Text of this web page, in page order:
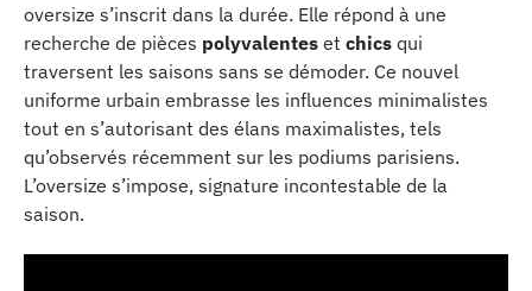
oversize s’inscrit dans la durée. Elle répond à une
recherche de pièces polyvalentes et chics qui
traversent les saisons sans se démoder. Ce nouvel
uniforme urbain embrasse les influences minimalistes
tout en s’autorisant des élans maximalistes, tels
qu’observés récemment sur les podiums parisiens.
L’oversize s’impose, signature incontestable de la
saison.